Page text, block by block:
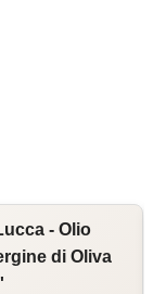
- Olio
di Oliva